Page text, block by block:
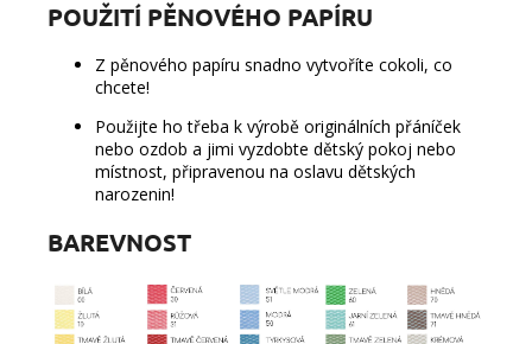
POUŽITÍ PĚNOVÉHO PAPÍRU
Z pěnového papíru snadno vytvoříte cokoli, co
chcete!
Použijte ho třeba k výrobě originálních přáníček
nebo ozdob a jimi vyzdobte dětský pokoj nebo
místnost, připravenou na oslavu dětských
narozenin!
BAREVNOST